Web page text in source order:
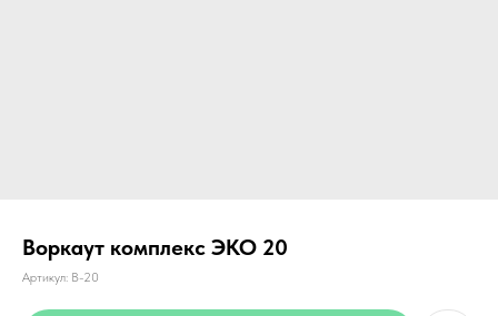
Воркаут комплекс ЭКО 20
Артикул: В-20